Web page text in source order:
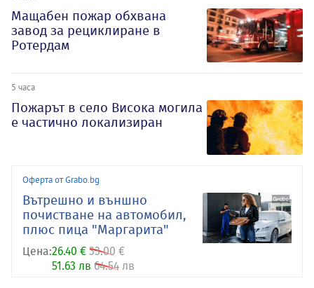
Мащабен пожар обхвана
завод за рециклиране в
Ротердам
5 часа
Пожарът в село Висока могила
е частично локализиран
Оферта от Grabo.bg
Вътрешно и външно
почистване на автомобил,
плюс пица "Маргарита"
Цена:26.40 € 33.00 €
51.63 лв 64.54 лв